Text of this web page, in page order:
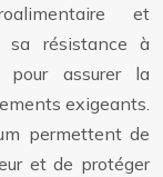
et
sa résistance à
pour assurer la
exigeants.
permettent de
et de protéger